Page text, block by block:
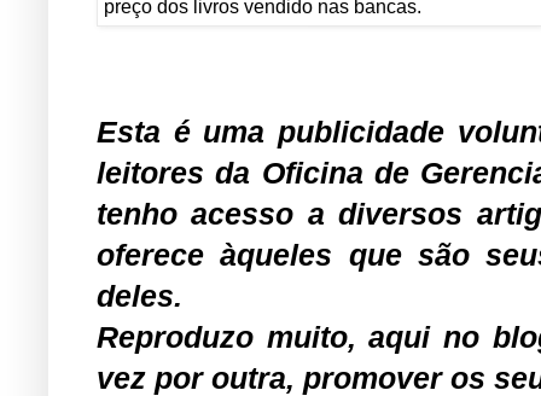
Esta é uma publicidade
leitores da Oficina de
tenho acesso a diversos
oferece àqueles que são
deles.
Reproduzo muito, aqui no
vez por outra, promover os